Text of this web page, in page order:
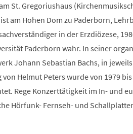
St. Gregoriushaus
am Hohen Dom zu Paderborn,
in der Erzdiözese,
Paderborn wahr. In seiner
Johann Sebastian Bachs, in jeweils
Helmut Peters wurde von 1979 bis
Rege Konzerttätigkeit im In- und
Hörfunk- Fernseh- und